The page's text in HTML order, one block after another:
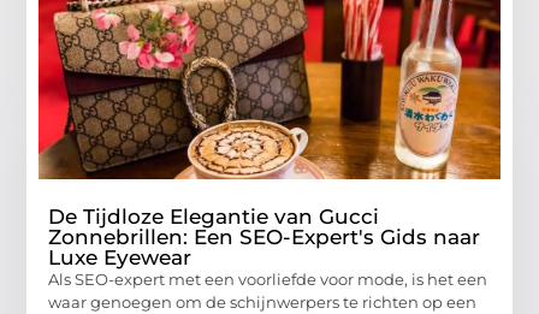
De Tijdloze Elegantie van Gucci
Zonnebrillen: Een SEO-Expert's Gids naar
Luxe Eyewear
Als SEO-expert met een voorliefde voor mode, is het een
waar genoegen om de schijnwerpers te richten op een